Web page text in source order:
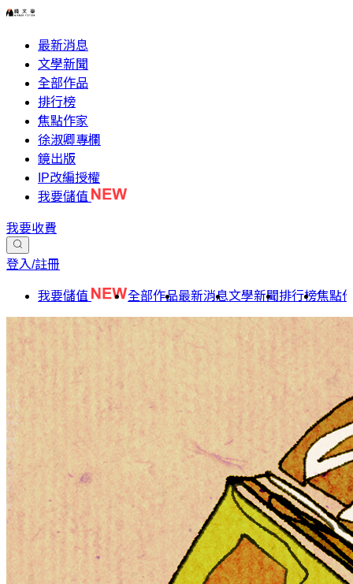
最新消息
文學新聞
全部作品
排行榜
焦點作家
徐淑卿專欄
鏡出版
IP改編授權
我要儲值
我要收費
登入/註冊
我要儲值 全部作品最新消息文學新聞排行榜焦點